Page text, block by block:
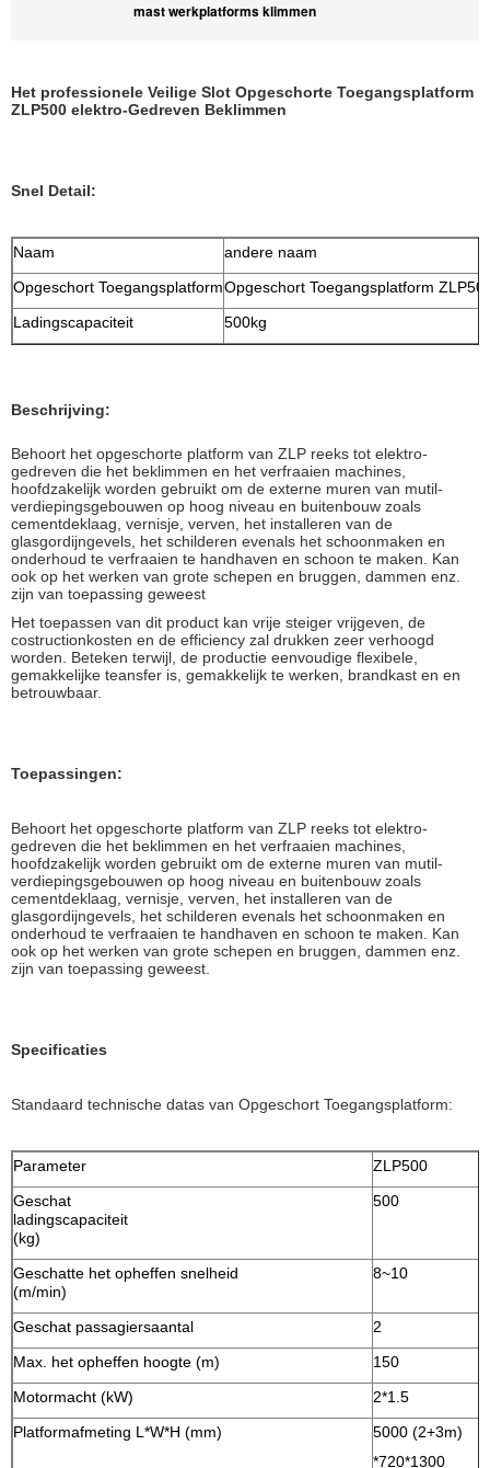
mast werkplatforms klimmen
Het professionele Veilige Slot Opgeschorte Toegangsplatform
ZLP500 elektro-Gedreven Beklimmen
Snel Detail:
Naam
andere naam
Opgeschort ToegangsplatformOpgeschort Toegangsplatform
Ladingscapaciteit
500kg
Beschrijving:
Behoort het opgeschorte platform van ZLP reeks tot elektro-
gedreven die het beklimmen en het verfraaien machines,
hoofdzakelijk worden gebruikt om de externe muren van mutil-
verdiepingsgebouwen op hoog niveau en buitenbouw zoals
cementdeklaag, vernisje, verven, het installeren van de
glasgordijngevels, het schilderen evenals het schoonmaken en
onderhoud te verfraaien te handhaven en schoon te maken. Kan
ook op het werken van grote schepen en bruggen, dammen enz.
zijn van toepassing geweest
Het toepassen van dit product kan vrije steiger vrijgeven, de
costructionkosten en de efficiency zal drukken zeer verhoogd
worden. Beteken terwijl, de productie eenvoudige flexibele,
gemakkelijke teansfer is, gemakkelijk te werken, brandkast en en
betrouwbaar.
Toepassingen:
Behoort het opgeschorte platform van ZLP reeks tot elektro-
gedreven die het beklimmen en het verfraaien machines,
hoofdzakelijk worden gebruikt om de externe muren van mutil-
verdiepingsgebouwen op hoog niveau en buitenbouw zoals
cementdeklaag, vernisje, verven, het installeren van de
glasgordijngevels, het schilderen evenals het schoonmaken en
onderhoud te verfraaien te handhaven en schoon te maken. Kan
ook op het werken van grote schepen en bruggen, dammen enz.
zijn van toepassing geweest.
Specificaties
Standaard technische datas van Opgeschort Toegangsplatform:
Parameter ZLP500
Geschat
ladingscapaciteit
(kg)
500
Geschatte het opheffen snelheid
(m/min)
8~10
Geschat passagiersaantal 2
Max. het opheffen hoogte (m)
150
Motormacht (kW)
2*1.5
Platformafmeting L*W*H (mm)
5000 (2+3m)
*720*1300